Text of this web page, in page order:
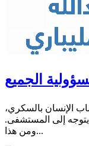
الجميع
الإنسان بالسكري،
يتوجه إلى المستشفى.
ومن هذا...